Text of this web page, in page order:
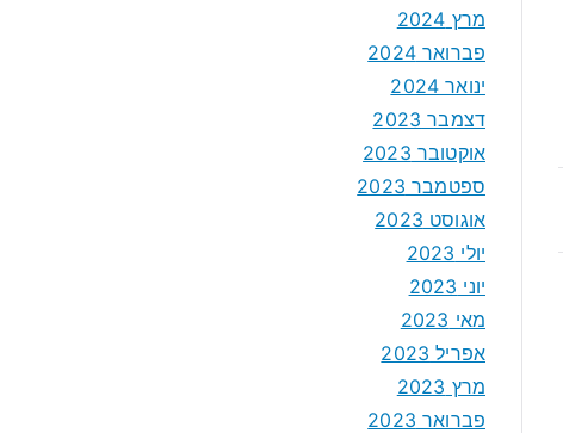
מרץ 2024
פברואר 2024
ינואר 2024
דצמבר 2023
אוקטובר 2023
ספטמבר 2023
אוגוסט 2023
יולי 2023
יוני 2023
מאי 2023
אפריל 2023
מרץ 2023
פברואר 2023